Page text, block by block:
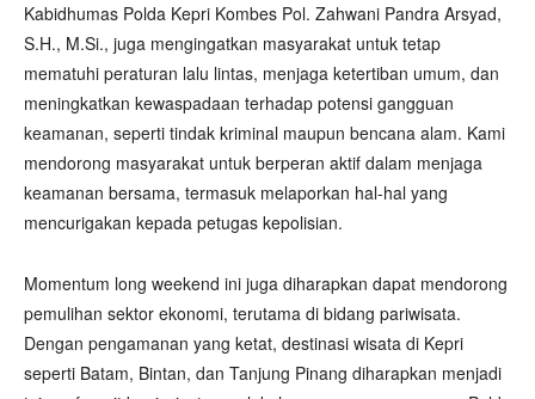
Kabidhumas Polda Kepri Kombes Pol. Zahwani Pandra Arsyad,
S.H., M.Si., juga mengingatkan masyarakat untuk tetap
mematuhi peraturan lalu lintas, menjaga ketertiban umum, dan
meningkatkan kewaspadaan terhadap potensi gangguan
keamanan, seperti tindak kriminal maupun bencana alam. Kami
mendorong masyarakat untuk berperan aktif dalam menjaga
keamanan bersama, termasuk melaporkan hal-hal yang
mencurigakan kepada petugas kepolisian.
Momentum long weekend ini juga diharapkan dapat mendorong
pemulihan sektor ekonomi, terutama di bidang pariwisata.
Dengan pengamanan yang ketat, destinasi wisata di Kepri
seperti Batam, Bintan, dan Tanjung Pinang diharapkan menjadi